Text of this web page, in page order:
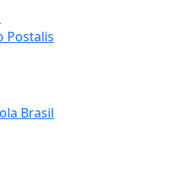
Postalis
Brasil